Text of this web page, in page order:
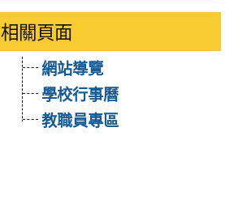
相關頁面
網站導覽
學校行事曆
教職員專區